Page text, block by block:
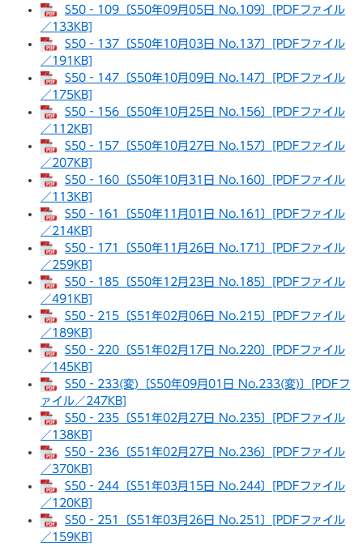
S50‐109〔S50年09月05日 No.109〕[PDFファイル
／133KB]
S50‐137〔S50年10月03日 No.137〕[PDFファイル
／191KB]
S50‐147〔S50年10月09日 No.147〕[PDFファイル
／175KB]
S50‐156〔S50年10月25日 No.156〕[PDFファイル
／112KB]
S50‐157〔S50年10月27日 No.157〕[PDFファイル
／207KB]
S50‐160〔S50年10月31日 No.160〕[PDFファイル
／113KB]
S50‐161〔S50年11月01日 No.161〕[PDFファイル
／214KB]
S50‐171〔S50年11月26日 No.171〕[PDFファイル
／259KB]
S50‐185〔S50年12月23日 No.185〕[PDFファイル
／491KB]
S50‐215〔S51年02月06日 No.215〕[PDFファイル
／189KB]
S50‐220〔S51年02月17日 No.220〕[PDFファイル
／145KB]
S50‐233(変)〔S50年09月01日 No.233(変)〕[PDFフ
ァイル／247KB]
S50‐235〔S51年02月27日 No.235〕[PDFファイル
／138KB]
S50‐236〔S51年02月27日 No.236〕[PDFファイル
／370KB]
S50‐244〔S51年03月15日 No.244〕[PDFファイル
／120KB]
S50‐251〔S51年03月26日 No.251〕[PDFファイル
／159KB]